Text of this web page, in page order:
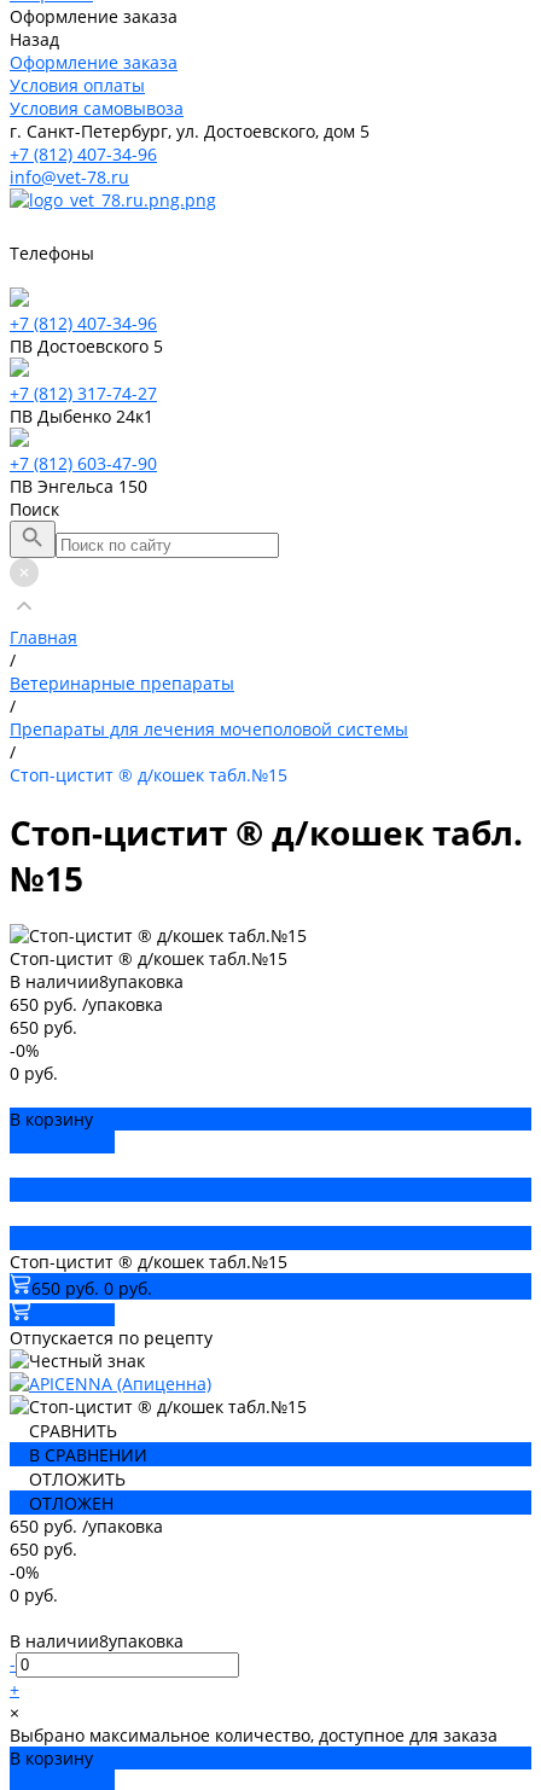
Оформление заказа
Назад
Оформление заказа
Условия оплаты
Условия самовывоза
г. Санкт-Петербург, ул. Достоевского, дом 5
+7 (812) 407-34-96
info@vet-78.ru
Телефоны
+7 (812) 407-34-96
ПВ Достоевского 5
+7 (812) 317-74-27
ПВ Дыбенко 24к1
+7 (812) 603-47-90
ПВ Энгельса 150
Поиск
Главная
/
Ветеринарные препараты
/
Препараты для лечения мочеполовой системы
/
Стоп-цистит ® д/кошек табл.№15
Стоп-цистит ® д/кошек табл.
№15
Стоп-цистит ® д/кошек табл.№15
В наличии8упаковка
650 руб. /упаковка
650 руб.
-0%
0 руб.
В корзину
Стоп-цистит ® д/кошек табл.№15
650 руб. 0 руб.
Отпускается по рецепту
СРАВНИТЬ
В СРАВНЕНИИ
ОТЛОЖИТЬ
ОТЛОЖЕН
650 руб. /упаковка
650 руб.
-0%
0 руб.
В наличии8упаковка
-
+
×
Выбрано максимальное количество, доступное для заказа
В корзину